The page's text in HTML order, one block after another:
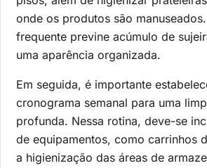
onde os produtos são
frequente previne acúmulo de
uma aparência organizada.
Em seguida, é importante
cronograma semanal para uma
profunda. Nessa rotina, deve-se
de equipamentos, como carrinhos
a higienização das áreas de